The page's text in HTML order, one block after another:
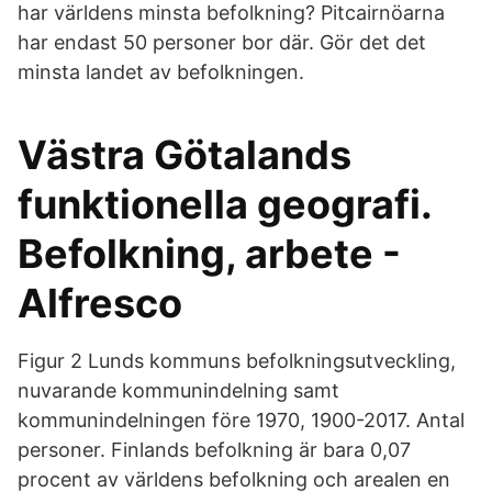
har världens minsta befolkning? Pitcairnöarna
har endast 50 personer bor där. Gör det det
minsta landet av befolkningen.
Västra Götalands
funktionella geografi.
Befolkning, arbete -
Alfresco
Figur 2 Lunds kommuns befolkningsutveckling,
nuvarande kommunindelning samt
kommunindelningen före 1970, 1900-2017. Antal
personer. Finlands befolkning är bara 0,07
procent av världens befolkning och arealen en